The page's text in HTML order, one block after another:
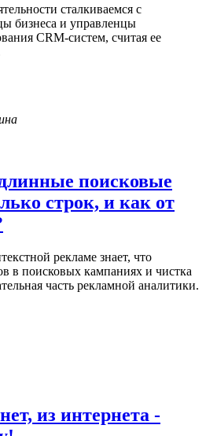
сталкиваемся с
бизнеса и управленцы
CRM-систем, считая ее
поисковые
строк, и как от
рекламе знает, что
в поисковых кампаниях и чистка
часть рекламной аналитики.
из интернета -